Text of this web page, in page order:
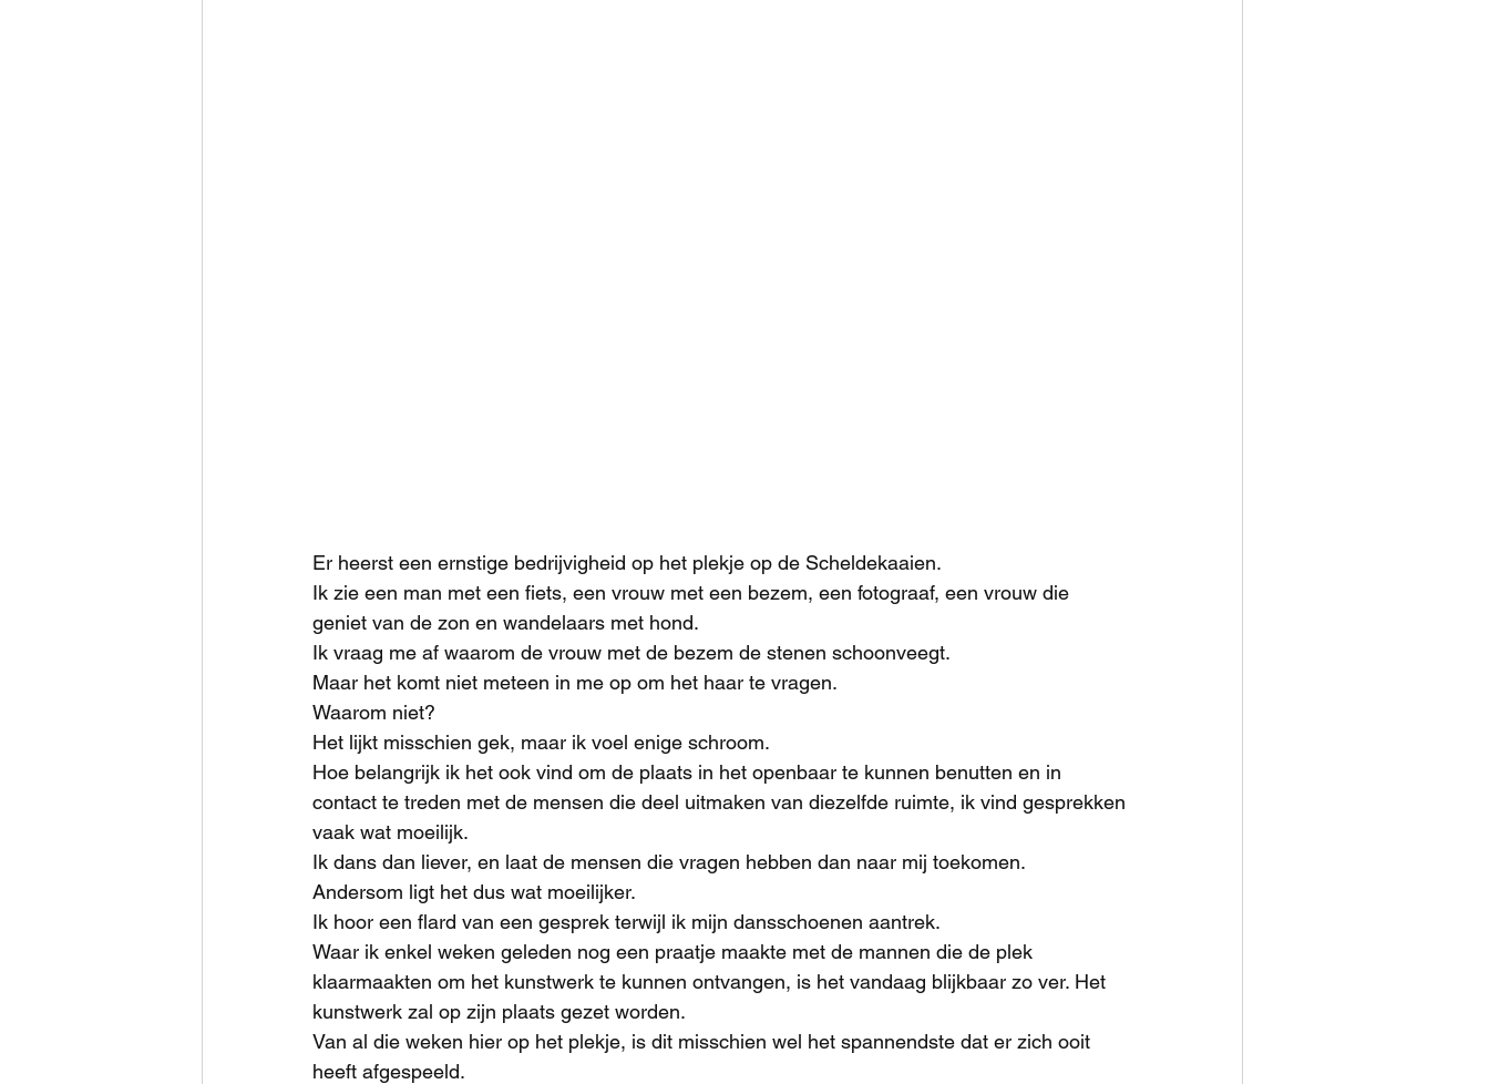
Er heerst een ernstige bedrijvigheid op het plekje op de Scheldekaaien.
Ik zie een man met een fiets, een vrouw met een bezem, een fotograaf, een vrouw die
geniet van de zon en wandelaars met hond.
Ik vraag me af waarom de vrouw met de bezem de stenen schoonveegt.
Maar het komt niet meteen in me op om het haar te vragen.
Waarom niet?
Het lijkt misschien gek, maar ik voel enige schroom.
Hoe belangrijk ik het ook vind om de plaats in het openbaar te kunnen benutten en in
contact te treden met de mensen die deel uitmaken van diezelfde ruimte, ik vind gesprekken
vaak wat moeilijk.
Ik dans dan liever, en laat de mensen die vragen hebben dan naar mij toekomen.
Andersom ligt het dus wat moeilijker.
Ik hoor een flard van een gesprek terwijl ik mijn dansschoenen aantrek.
Waar ik enkel weken geleden nog een praatje maakte met de mannen die de plek
klaarmaakten om het kunstwerk te kunnen ontvangen, is het vandaag blijkbaar zo ver. Het
kunstwerk zal op zijn plaats gezet worden.
Van al die weken hier op het plekje, is dit misschien wel het spannendste dat er zich ooit
heeft afgespeeld.